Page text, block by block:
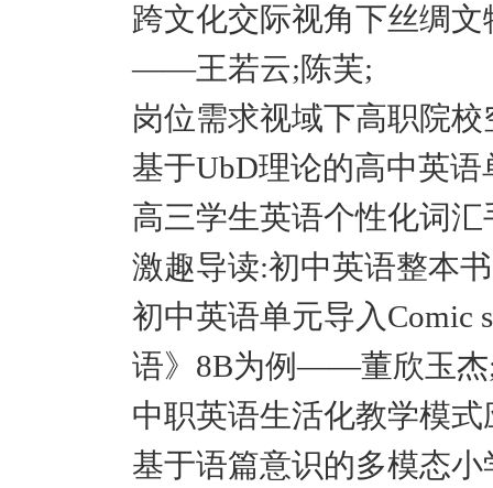
跨文化交际视角下丝绸
——王若云;陈芙;
岗位需求视域下高职院
基于UbD理论的高中英
高三学生英语个性化词
激趣导读:初中英语整本
初中英语单元导入
语》8B为例——董欣玉杰
中职英语生活化教学模
基于语篇意识的多模态